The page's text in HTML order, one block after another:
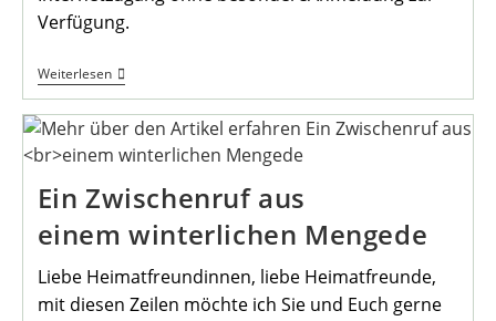
Verfügung.
Weiterlesen„Freifunk“
Nun
Heimathaus
Verfügbar
Ein Zwischenruf aus
einem winterlichen Mengede
Liebe Heimatfreundinnen, liebe Heimatfreunde,
mit diesen Zeilen möchte ich Sie und Euch gerne